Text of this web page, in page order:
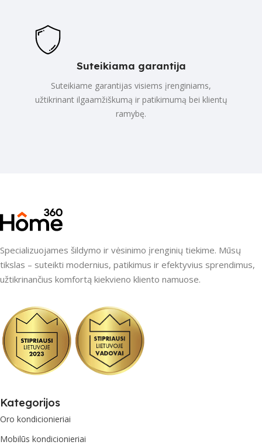
Suteikiama garantija
Suteikiame garantijas visiems įrenginiams,
užtikrinant ilgaamžiškumą ir patikimumą bei klientų
ramybę.
Specializuojames šildymo ir vėsinimo įrenginių tiekime. Mūsų
tikslas – suteikti modernius, patikimus ir efektyvius sprendimus,
užtikrinančius komfortą kiekvieno kliento namuose.
Kategorijos
Oro kondicionieriai
Mobilūs kondicionieriai